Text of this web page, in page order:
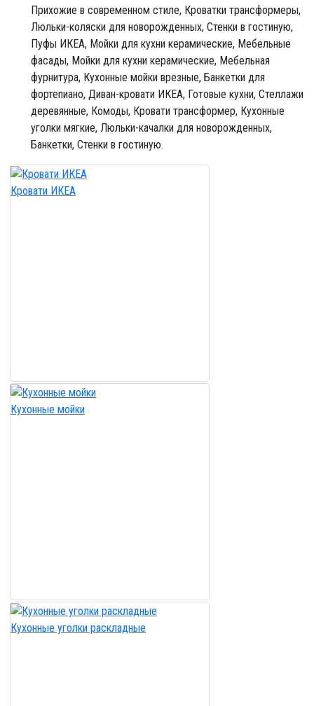
Прихожие в современном стиле, Кроватки трансформеры,
Люльки-коляски для новорожденных, Стенки в гостиную,
Пуфы ИКЕА, Мойки для кухни керамические, Мебельные
фасады, Мойки для кухни керамические, Мебельная
фурнитура, Кухонные мойки врезные, Банкетки для
фортепиано, Диван-кровати ИКЕА, Готовые кухни, Стеллажи
деревянные, Комоды, Кровати трансформер, Кухонные
уголки мягкие, Люльки-качалки для новорожденных,
Банкетки, Стенки в гостиную.
Кровати ИКЕА
Кухонные мойки
Кухонные уголки раскладные